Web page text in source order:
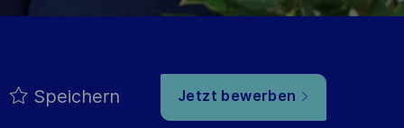
Speichern Jetzt bewerben